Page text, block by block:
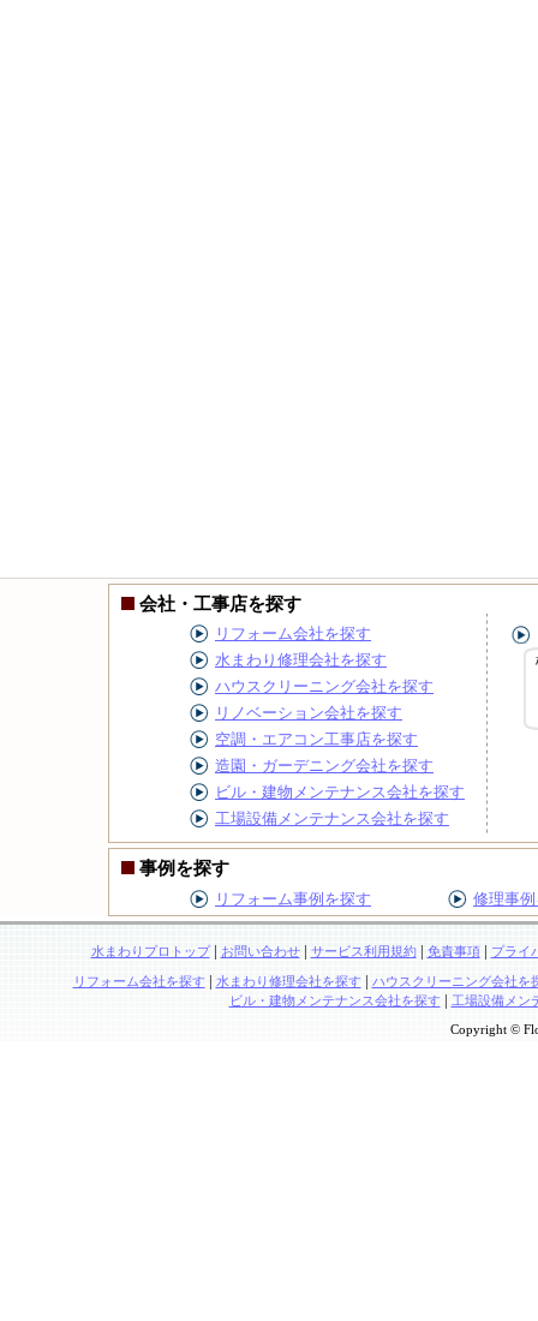
会社・工事店を探す
リフォーム会社を探す
水まわり修理会社を探す
ハウスクリーニング会社を探す
リノベーション会社を探す
空調・エアコン工事店を探す
造園・ガーデニング会社を探す
ビル・建物メンテナンス会社を探す
工場設備メンテナンス会社を探す
事例を探す
リフォーム事例を探す 修理事
水まわりプロトップ| お問い合わせ| サービス利用規約| 免責事項| プライ
リフォーム会社を探す | 水まわり修理会社を探す | ハウスクリーニング会社を
ビル・建物メンテナンス会社を探す| 工場設備メン
Copyright ©